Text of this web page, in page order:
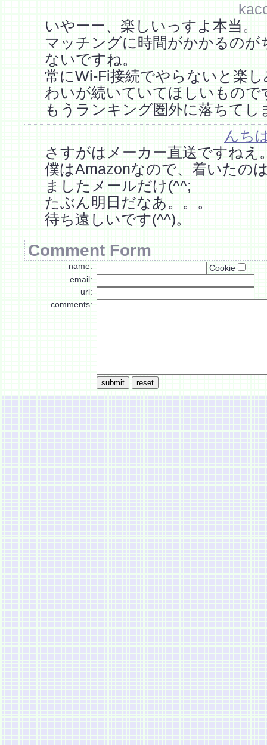
いやーー、楽しいっすよ本当。
マッチングに時間がかかるの
ないですね。
常にWi-Fi接続でやらないと楽
わいが続いていてほしいもので
もうランキング圏外に落ちて
んち
さすがはメーカー直送ですねえ
僕はAmazonなので、着いたの
ましたメールだけ(^^;
たぶん明日だなあ。。。
待ち遠しいです(^^)。
Comment Form
name:
Cookie
email:
url:
comments: